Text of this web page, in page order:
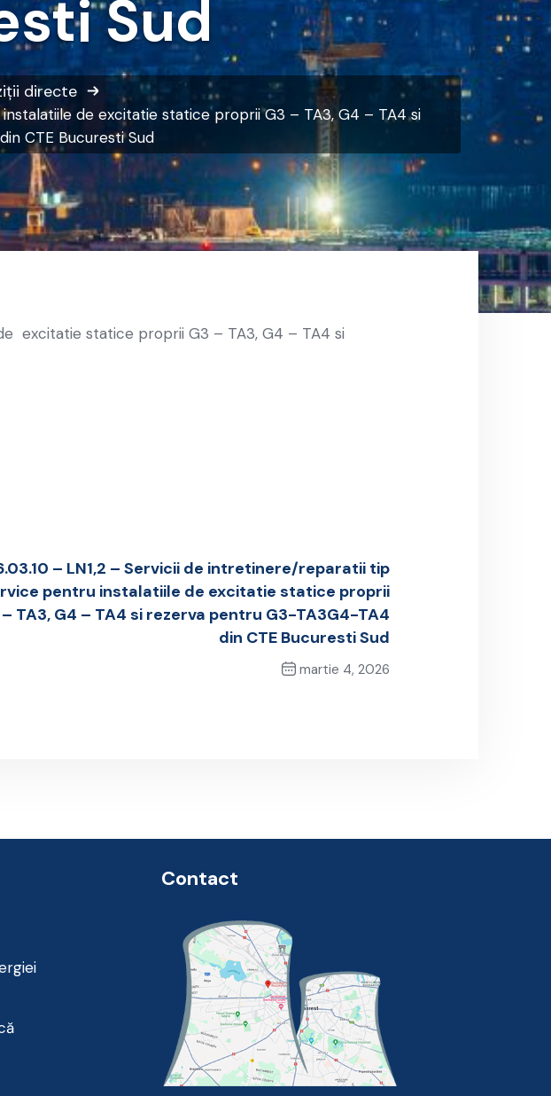
Sud
directe
de excitatie statice proprii G3 – TA3, G4 – TA4 si
CTE Bucuresti Sud
excitatie statice proprii G3 – TA3, G4 – TA4 si
– LN1,2 – Servicii de intretinere/reparatii tip
pentru instalatiile de excitatie statice proprii
– TA3, G4 – TA4 si rezerva pentru G3-TA3G4-TA4
din CTE Bucuresti Sud
martie 4, 2026
Contact